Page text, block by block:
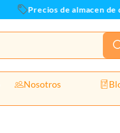
Precios de almacen de
Nosotros
cantidad